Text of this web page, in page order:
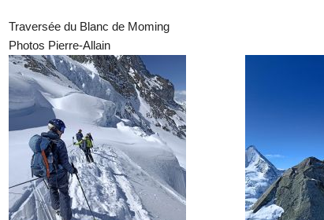
Traversée du Blanc de Moming
Photos Pierre-Allain